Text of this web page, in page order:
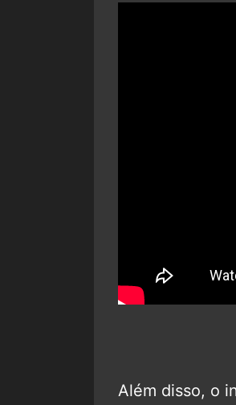
Além disso, o